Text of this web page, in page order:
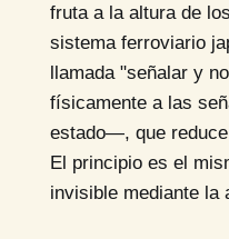
fruta a la altura de
sistema ferroviario
llamada "señalar y
físicamente a las
estado—, que
El principio es el
invisible mediante la